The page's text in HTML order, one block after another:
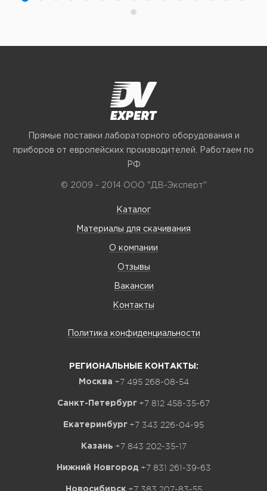
Прямые поставки лабораторного оборудования и
приборов от европейских производителей. Работаем по
РФ
© 2009 - 2014 ООО "ДВ-Эксперт"
Каталог
Материалы для скачивания
О компании
Отзывы
Вакансии
Контакты
Политика конфиденциальности
РЕГИОНАЛЬНЫЕ КОНТАКТЫ:
Москва +7 495 268-08-54
Санкт-Петербург +7 812 458-35-67
Екатеринбург +7 343 226-04-95
Казань +7 843 202-35-17
Нижний Новгород +7 831 261-39-63
Новосибирск